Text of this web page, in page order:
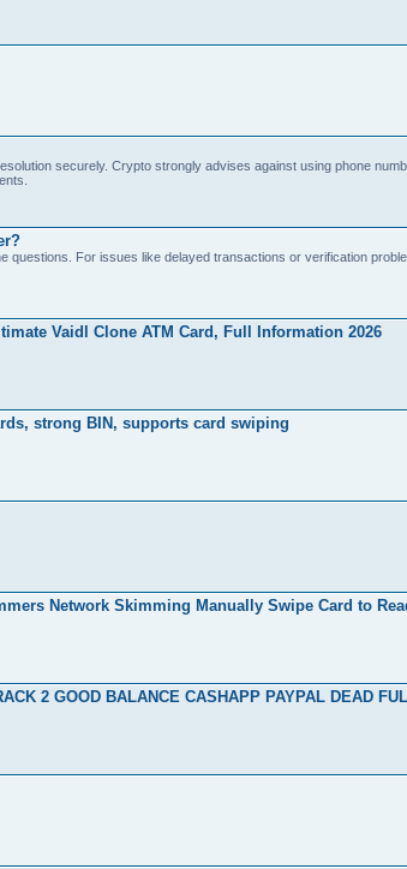
securely. Crypto strongly advises against using phone
For issues like delayed transactions or verification
Vaidl Clone ATM Card, Full Information 2026
strong BIN, supports card swiping
Network Skimming Manually Swipe Card to
2 GOOD BALANCE CASHAPP PAYPAL DEAD